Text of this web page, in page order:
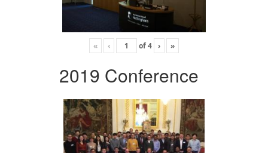
« ‹ of4 › »
2019 Conference